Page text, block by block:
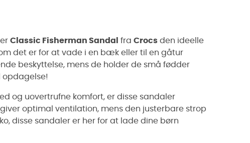
Classic Fisherman Sandal fra Crocs den ideelle
det er for at vade i en bæk eller til en gåtur
beskyttelse, mens de holder de små fødder
opdagelse!
og uovertrufne komfort, er disse sandaler
optimal ventilation, mens den justerbare strop
disse sandaler er her for at lade dine børn